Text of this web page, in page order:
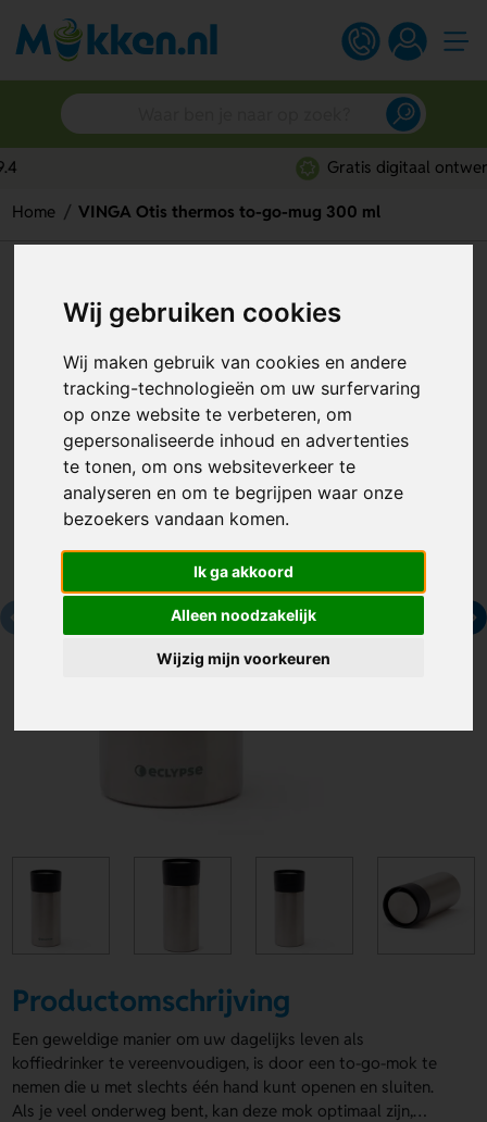
Wij gebruiken cookies
Wij maken gebruik van cookies en andere
tracking-technologieën om uw surfervaring
op onze website te verbeteren, om
gepersonaliseerde inhoud en advertenties
te tonen, om ons websiteverkeer te
analyseren en om te begrijpen waar onze
bezoekers vandaan komen.
Ik ga akkoord
Alleen noodzakelijk
Wijzig mijn voorkeuren
Gratis digitaal ontwerp
Home VINGA Otis thermos to-go-mug 300 ml
300 ml
Artikelnummer: 113340
Productomschrijving
Een geweldige manier om uw dagelijks leven als
koffiedrinker te vereenvoudigen, is door een to-go-mok te
nemen die u met slechts één hand kunt openen en sluiten.
Als je veel onderweg bent, kan deze mok optimaal zijn,